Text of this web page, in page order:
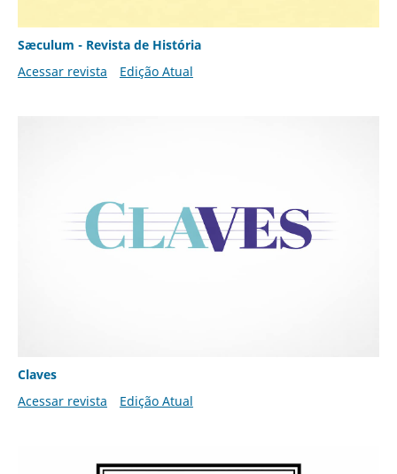
Sæculum - Revista de História
Acessar revista
Edição Atual
Claves
Acessar revista
Edição Atual